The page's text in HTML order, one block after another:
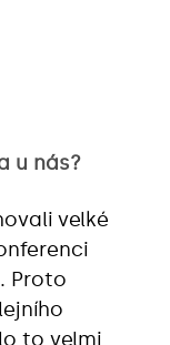
u nás?
velké
Proto
to velmi